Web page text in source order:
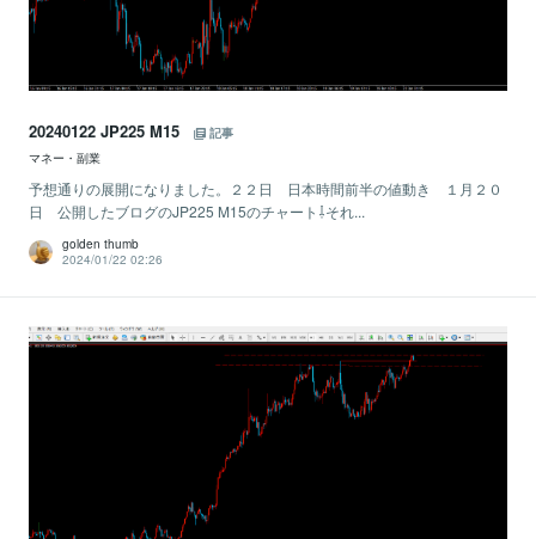
20240122 JP225 M15
記事
マネー・副業
予想通りの展開になりました。２２日 日本時間前半の値動き １月２０
日 公開したブログのJP225 M15のチャート⇩それ...
golden thumb
2024/01/22 02:26